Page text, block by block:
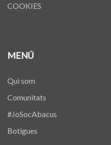
COOKIES
MENÚ
Qui som
Comunitats
#JoSocAbacus
Botigues